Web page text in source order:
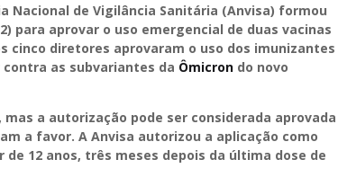
Nacional de Vigilância Sanitária (Anvisa) formou
para aprovar o uso emergencial de duas vacinas
cinco diretores aprovaram o uso dos imunizantes
as subvariantes da Ômicron do novo
a autorização pode ser considerada aprovada
a favor. A Anvisa autorizou a aplicação como
12 anos, três meses depois da última dose de